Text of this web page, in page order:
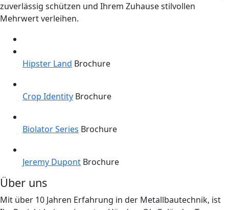
zuverlässig schützen und Ihrem Zuhause stilvollen
Mehrwert verleihen.
Hipster Land Brochure
Crop Identity Brochure
Biolator Series Brochure
Jeremy Dupont Brochure
Über uns
Mit über 10 Jahren Erfahrung in der Metallbautechnik, ist